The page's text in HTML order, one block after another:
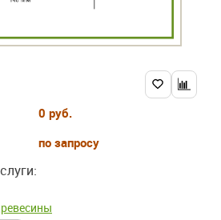
0 руб.
по запросу